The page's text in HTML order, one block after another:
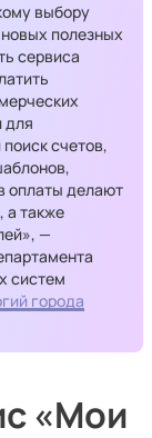
выбору
полезных
сервиса
для
счетов,
оплаты делают
а также
—
систем
города
«Мои